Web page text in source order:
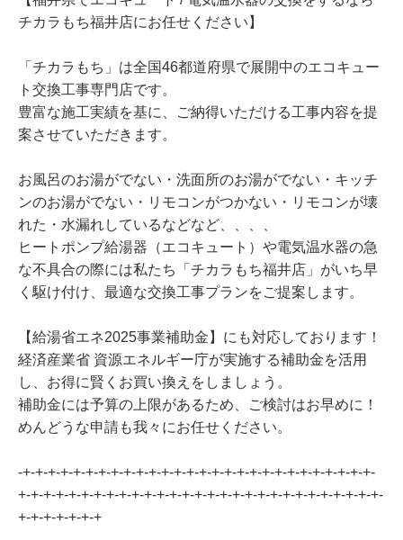
チカラもち福井店にお任せください】
「チカラもち」は全国46都道府県で展開中のエコキュー
ト交換工事専門店です。
豊富な施工実績を基に、ご納得いただける工事内容を提
案させていただきます。
お風呂のお湯がでない・洗面所のお湯がでない・キッチ
ンのお湯がでない・リモコンがつかない・リモコンが壊
れた・水漏れしているなどなど、、、、
ヒートポンプ給湯器（エコキュート）や電気温水器の急
な不具合の際には私たち「チカラもち福井店」がいち早
く駆け付け、最適な交換工事プランをご提案します。
【給湯省エネ2025事業補助金】にも対応しております！
経済産業省 資源エネルギー庁が実施する補助金を活用
し、お得に賢くお買い換えをしましょう。
補助金には予算の上限があるため、ご検討はお早めに！
めんどうな申請も我々にお任せください。
-+-+-+-+-+-+-+-+-+-+-+-+-+-+-+-+-+-+-+-+-+-+-+-+-+-+-+-+-
+-+-+-+-+-+-+-+-+-+-+-+-+-+-+-+-+-+-+-+-+-+-+-+-+-+-+-+-+-
+-+-+-+-+-+-+